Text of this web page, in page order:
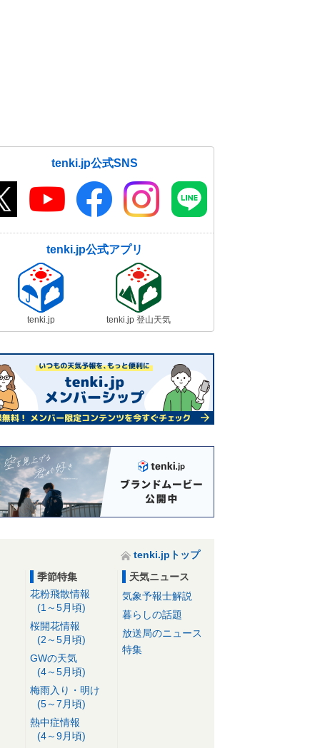
tenki.jp公式SNS
tenki.jp公式アプリ
tenki.jp tenki.jp 登山天気
tenki.jpトップ
季節特集
花粉飛散情報
(1～5月頃)
桜開花情報
(2～5月頃)
GWの天気
(4～5月頃)
梅雨入り・明け
(5～7月頃)
熱中症情報
(4～9月頃)
天気ニュース
気象予報士解説
暮らしの話題
放送局のニュース
特集